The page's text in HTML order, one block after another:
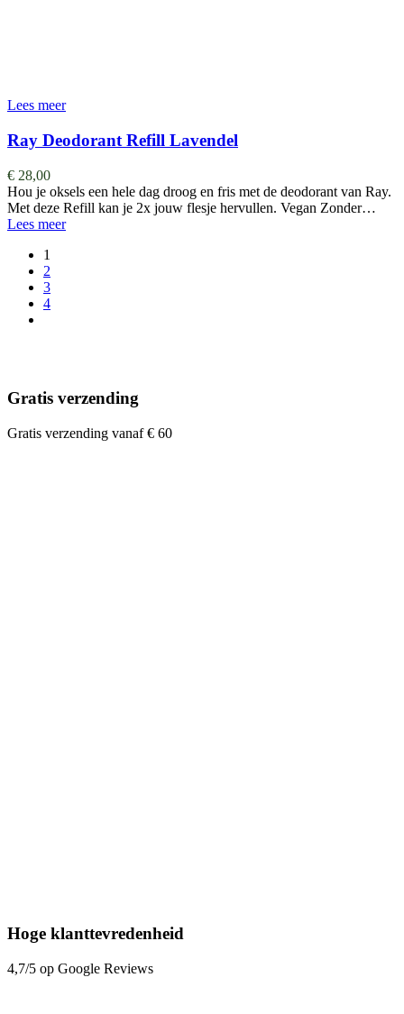
Lees meer
Ray Deodorant Refill Lavendel
€ 28,00
Hou je oksels een hele dag droog en fris met de deodorant van Ray.
Met deze Refill kan je 2x jouw flesje hervullen. Vegan Zonder…
Lees meer
1
2
3
4
Gratis verzending
Gratis verzending vanaf € 60
Hoge klanttevredenheid
4,7/5 op Google Reviews